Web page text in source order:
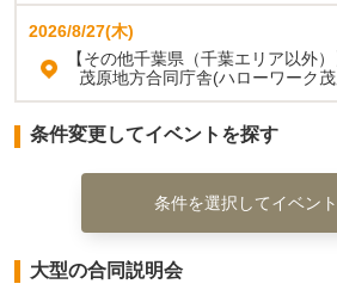
2026/8/27(木)
【その他千葉県（千葉エリア以外）
茂原地方合同庁舎(ハローワーク
条件変更してイベントを探す
条件を選択してイベン
大型の合同説明会